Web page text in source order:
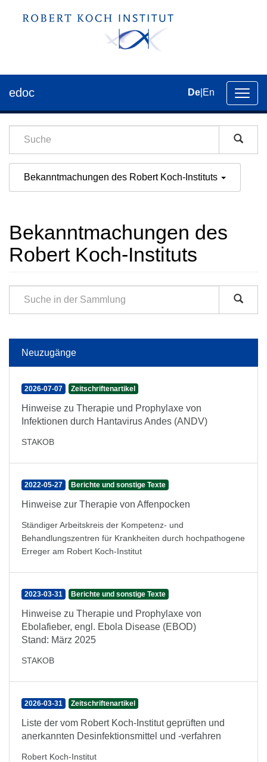
der
edoc De En
Bekanntmachungen des Robert Koch-Instituts
Bekanntmachungen des
Robert Koch-Instituts
Neuzugänge
2026-07-07 Zeitschriftenartikel
Hinweise zu Therapie und Prophylaxe von
Infektionen durch Hantavirus Andes (ANDV)
STAKOB
2022-05-27 Berichte und sonstige Texte
Hinweise zur Therapie von Affenpocken
Ständiger Arbeitskreis der Kompetenz- und
Behandlungszentren für Krankheiten durch hochpathogene
Erreger am Robert Koch-Institut
2023-03-31 Berichte und sonstige Texte
Hinweise zu Therapie und Prophylaxe von
Ebolafieber, engl. Ebola Disease (EBOD)
Stand: März 2025
STAKOB
2026-03-31 Zeitschriftenartikel
Liste der vom Robert Koch-Institut geprüften und
anerkannten Desinfektionsmittel und -verfahren
Robert Koch-Institut